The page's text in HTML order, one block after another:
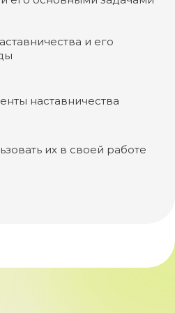
и его
наставничества
их в своей работе